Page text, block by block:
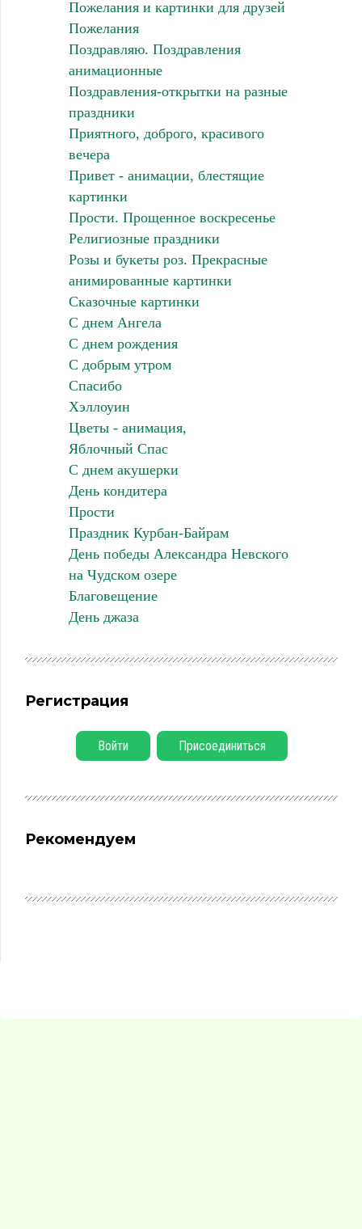
Пожелания и картинки для друзей
Пожелания
Поздравляю. Поздравления
анимационные
Поздравления-открытки на разные
праздники
Приятного, доброго, красивого
вечера
Привет - анимации, блестящие
картинки
Прости. Прощенное воскресенье
Религиозные праздники
Розы и букеты роз. Прекрасные
анимированные картинки
Сказочные картинки
С днем Ангела
С днем рождения
С добрым утром
Спасибо
Хэллоуин
Цветы - анимация,
Яблочный Спас
С днем акушерки
День кондитера
Прости
Праздник Курбан-Байрам
День победы Александра Невского
на Чудском озере
Благовещение
День джаза
Регистрация
Войти Присоединиться
Рекомендуем